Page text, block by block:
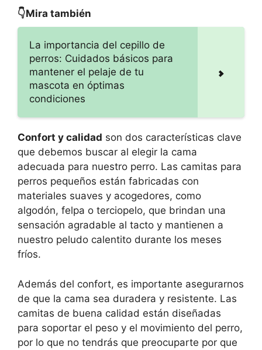
👇Mira también
La importancia del cepillo de
perros: Cuidados básicos para
mantener el pelaje de tu
mascota en óptimas
condiciones
Confort y calidad son dos características clave
que debemos buscar al elegir la cama
adecuada para nuestro perro. Las camitas para
perros pequeños están fabricadas con
materiales suaves y acogedores, como
algodón, felpa o terciopelo, que brindan una
sensación agradable al tacto y mantienen a
nuestro peludo calentito durante los meses
fríos.
Además del confort, es importante asegurarnos
de que la cama sea duradera y resistente. Las
camitas de buena calidad están diseñadas
para soportar el peso y el movimiento del perro,
por lo que no tendrás que preocuparte por que